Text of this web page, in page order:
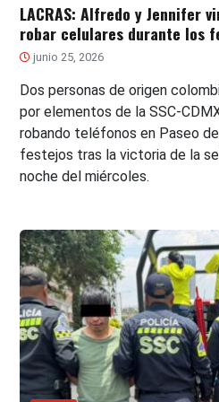
LACRAS: Alfredo y Jennifer
robar celulares durante los
junio 25, 2026
Dos personas de origen
por elementos de la SSC-
robando teléfonos en Paseo
festejos tras la victoria de la
noche del miércoles.